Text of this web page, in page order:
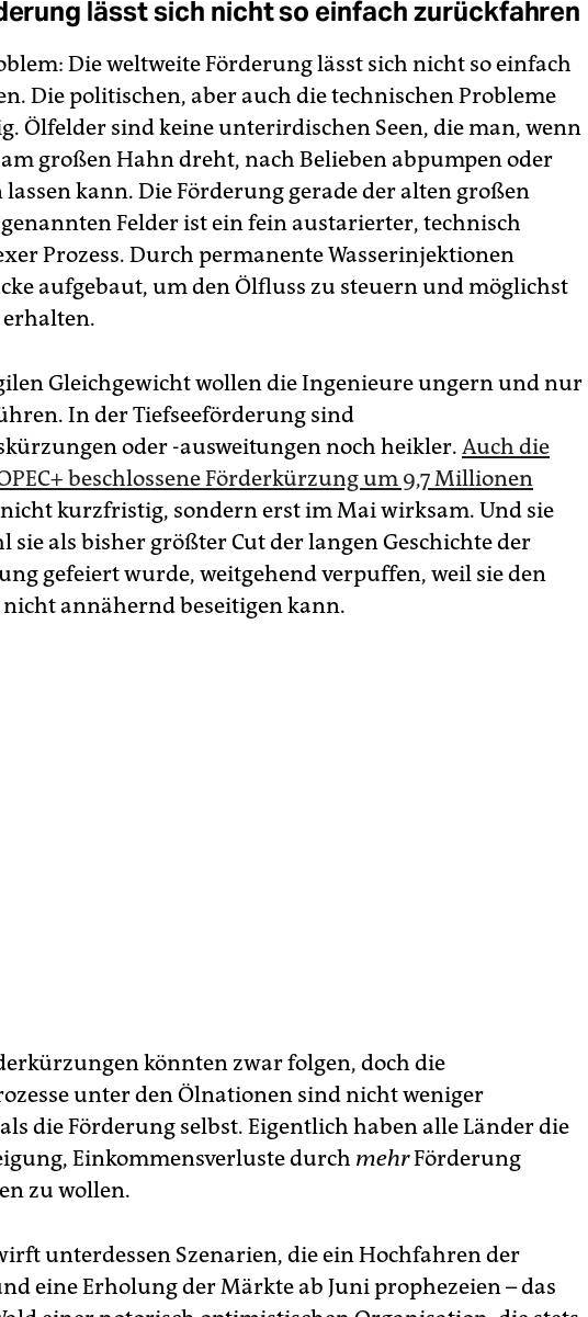
lässt sich nicht so einfach zurückfahren
Die weltweite Förderung lässt sich nicht so einfach
Die politischen, aber auch die technischen Probleme
Ölfelder sind keine unterirdischen Seen, die man, wenn
großen Hahn dreht, nach Belieben abpumpen oder
kann. Die Förderung gerade der alten großen
genannten Felder ist ein fein austarierter, technisch
Prozess. Durch permanente Wasserinjektionen
aufgebaut, um den Ölfluss zu steuern und möglichst
Gleichgewicht wollen die Ingenieure ungern und nur
In der Tiefseeförderung sind
oder -ausweitungen noch heikler. Auch die
beschlossene Förderkürzung um 9,7 Millionen
kurzfristig, sondern erst im Mai wirksam. Und sie
sie als bisher größter Cut der langen Geschichte der
gefeiert wurde, weitgehend verpuffen, weil sie den
nicht annähernd beseitigen kann.
könnten zwar folgen, doch die
unter den Ölnationen sind nicht weniger
die Förderung selbst. Eigentlich haben alle Länder die
Einkommensverluste durch mehrFörderung
zu wollen.
unterdessen Szenarien, die ein Hochfahren der
eine Erholung der Märkte ab Juni prophezeien – das